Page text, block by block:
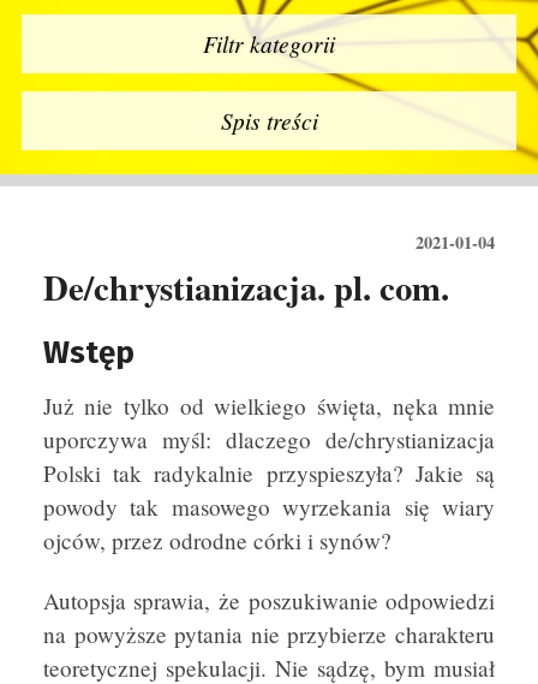
Filtr kategorii
Spis treści
2021-01-04
De/chrystianizacja. pl. com.
Wstęp
Już nie tylko od wielkiego święta, nęka mnie
uporczywa myśl: dlaczego de/chrystianizacja
Polski tak radykalnie przyspieszyła? Jakie są
powody tak masowego wyrzekania się wiary
ojców, przez odrodne córki i synów?
Autopsja sprawia, że poszukiwanie odpowiedzi
na powyższe pytania nie przybierze charakteru
teoretycznej spekulacji. Nie sądzę, bym musiał